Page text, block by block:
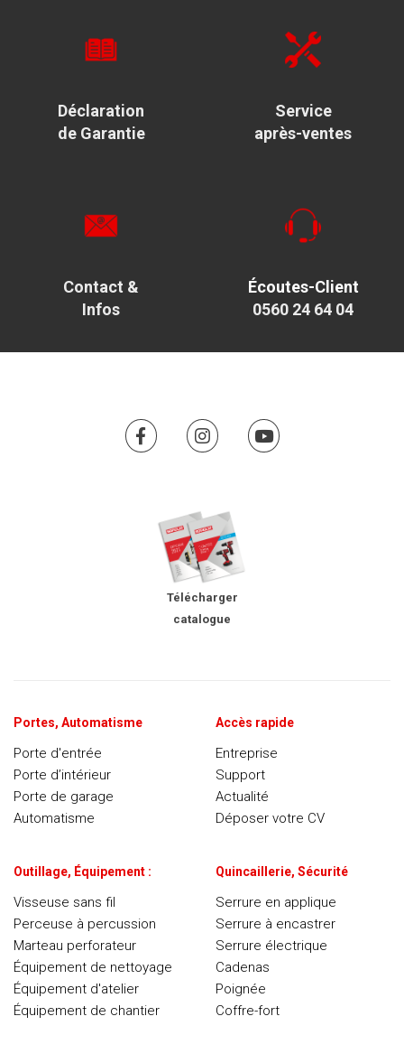
Déclaration
de Garantie
Service
après-ventes
Contact &
Infos
Écoutes-Client
0560 24 64 04
Télécharger
catalogue
Portes, Automatisme
Porte d'entrée
Porte d’intérieur
Porte de garage
Automatisme
Accès rapide
Entreprise
Support
Actualité
Déposer votre CV
Outillage, Équipement :
Visseuse sans fil
Perceuse à percussion
Marteau perforateur
Équipement de nettoyage
Équipement d'atelier
Équipement de chantier
Quincaillerie, Sécurité
Serrure en applique
Serrure à encastrer
Serrure électrique
Cadenas
Poignée
Coffre-fort